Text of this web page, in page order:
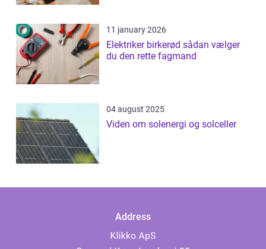
11 january 2026
Elektriker birkerød sådan vælger
du den rette fagmand
04 august 2025
Viden om solenergi og solceller
Address